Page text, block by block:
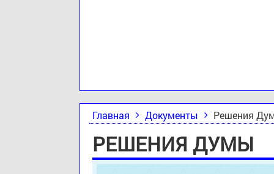
Главная Документы Решения
РЕШЕНИЯ ДУМЫ